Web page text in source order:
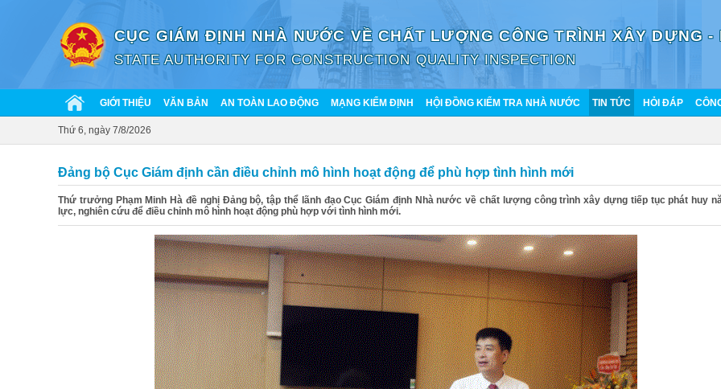
CỤC GIÁM ĐỊNH NHÀ NƯỚC VỀ CHẤT LƯỢNG CÔNG TRÌNH XÂY DỰNG -
STATE AUTHORITY FOR CONSTRUCTION QUALITY INSPECTION
GIỚI THIỆU VĂN BẢN AN TOÀN LAO ĐỘNG MẠNG KIỂM ĐỊNH HỘI ĐỒNG KIỂM TRA NHÀ NƯỚC TIN TỨC HỎI ĐÁP
Thứ 6, ngày 7/8/2026
Đảng bộ Cục Giám định cần điều chỉnh mô hình hoạt động để phù hợp tình hình mới
Thứ trưởng Phạm Minh Hà đề nghị Đảng bộ, tập thể lãnh đạo Cục Giám định Nhà nước về chất lượng công trình xây dựng tiếp tục phát huy
lực, nghiên cứu để điều chỉnh mô hình hoạt động phù hợp với tình hình mới.